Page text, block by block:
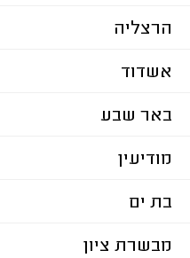
הרצליה
אשדוד
באר שבע
מודיעין
בת ים
מבשרת ציון